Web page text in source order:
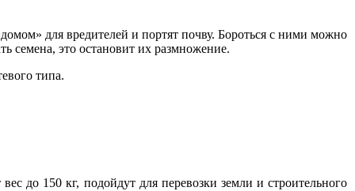
для вредителей и портят почву. Бороться с ними можно
семена, это остановит их размножение.
типа.
до 150 кг, подойдут для перевозки земли и строительного